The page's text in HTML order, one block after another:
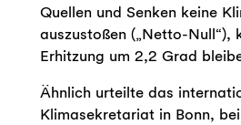
Quellen und Senken keine
auszustoßen („Netto-Null“),
Erhitzung um 2,2 Grad
Ähnlich urteilte das
Klimasekretariat in Bonn,